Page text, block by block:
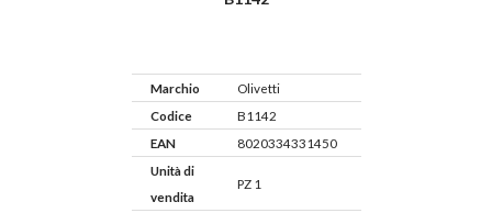
Marchio
Olivetti
Codice
B1142
EAN
8020334331450
Unità di
vendita
PZ 1